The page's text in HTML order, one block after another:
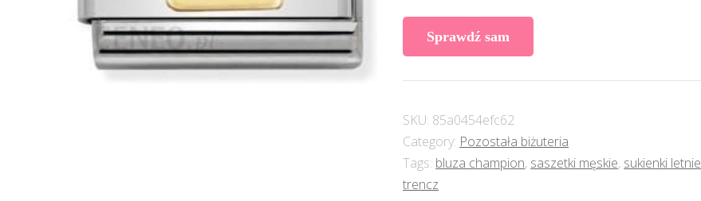
Sprawdź sam
SKU: 85a0454efc62
Category: Pozostała biżuteria
Tags: bluza champion, saszetki męskie, sukienki letnie
trencz